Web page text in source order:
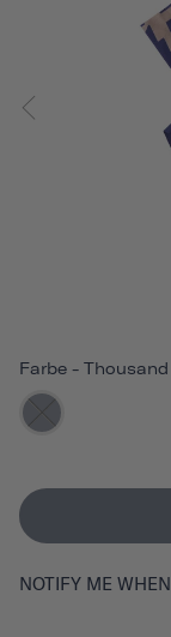
Farbe - Thousand
NOTIFY ME